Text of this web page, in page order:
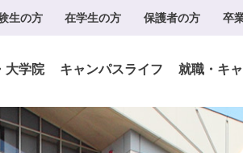
生の方 在学生の方 保護者の方 卒
大学院 キャンパスライフ 就職・キ